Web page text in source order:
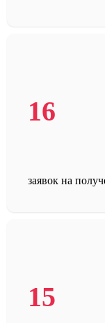
16
заявок на
15